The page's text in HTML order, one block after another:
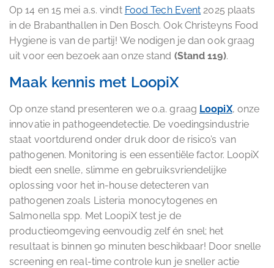
Op 14 en 15 mei a.s. vindt Food Tech Event 2025 plaats
in de Brabanthallen in Den Bosch. Ook Christeyns Food
Hygiene is van de partij! We nodigen je dan ook graag
uit voor een bezoek aan onze stand (Stand 119).
Maak kennis met LoopiX
Op onze stand presenteren we o.a. graag LoopiX, onze
innovatie in pathogeendetectie. De voedingsindustrie
staat voortdurend onder druk door de risico’s van
pathogenen. Monitoring is een essentiële factor. LoopiX
biedt een snelle, slimme en gebruiksvriendelijke
oplossing voor het in-house detecteren van
pathogenen zoals Listeria monocytogenes en
Salmonella spp. Met LoopiX test je de
productieomgeving eenvoudig zelf én snel; het
resultaat is binnen 90 minuten beschikbaar! Door snelle
screening en real-time controle kun je sneller actie